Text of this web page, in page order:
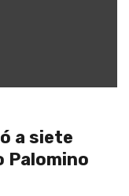
a siete
Palomino